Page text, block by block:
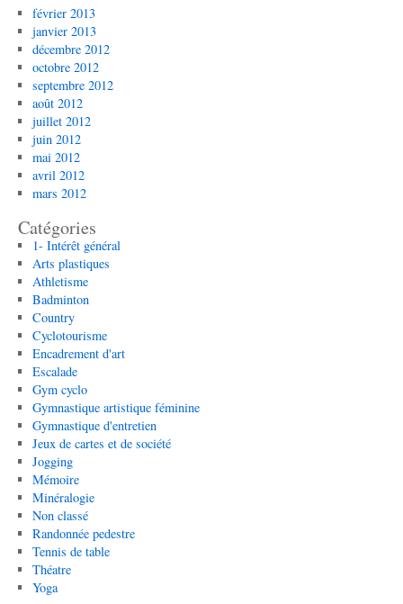
février 2013
janvier 2013
décembre 2012
octobre 2012
septembre 2012
août 2012
juillet 2012
juin 2012
mai 2012
avril 2012
mars 2012
Catégories
1- Intérêt général
Arts plastiques
Athletisme
Badminton
Country
Cyclotourisme
Encadrement d'art
Escalade
Gym cyclo
Gymnastique artistique féminine
Gymnastique d'entretien
Jeux de cartes et de société
Jogging
Mémoire
Minéralogie
Non classé
Randonnée pedestre
Tennis de table
Théatre
Yoga